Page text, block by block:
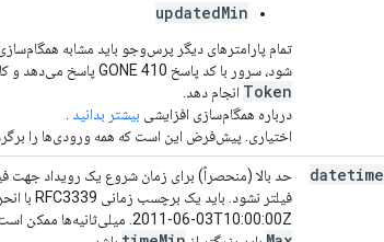
updatedMin
تمام پارامترهای دیگر پرس‌وجو باید مشابه
شود، سرور با کد پاسخ 410 GONE پاسخ می‌دهد و کلاینت باید حافظه خود را پاک کند و همگام‌سازی کامل را بدون هیچ
Token انجام دهد.
درباره همگام‌سازی افزایشی بیشتر بدانید
اختیاری. پیش‌فرض این است که همه ورودی‌ها را
datetime
حد بالا (منحصراً) برای زمان شروع یک رویداد جهت
2011-06-03T10:00:00Z. میلی‌ثانیه‌ها ممکن است ارائه شوند اما نادیده گرفته می‌شوند. اگر